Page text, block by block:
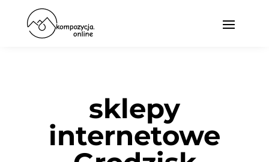
sklepy
internetowe